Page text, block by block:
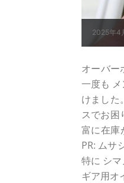
2025年4
オーバー
一度も
けました
スでお困
富に在庫
PR: ムサ
特に シ
ギア用オ